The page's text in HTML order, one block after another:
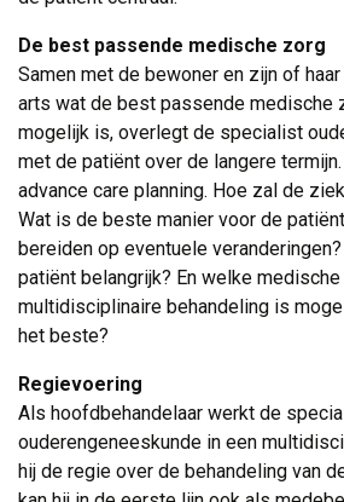
De best passende medische zorg
Samen met de bewoner en zijn of
arts wat de best passende medische
mogelijk is, overlegt de specialist
met de patiënt over de langere
advance care planning. Hoe zal de
Wat is de beste manier voor de
bereiden op eventuele
patiënt belangrijk? En welke
multidisciplinaire behandeling is
het beste?
Regievoering
Als hoofdbehandelaar werkt de
ouderengeneeskunde in een
hij de regie over de behandeling van